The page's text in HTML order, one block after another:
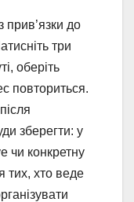
до
три
оберіть
повториться.
зберегти: у
чи конкретну
тих, хто веде